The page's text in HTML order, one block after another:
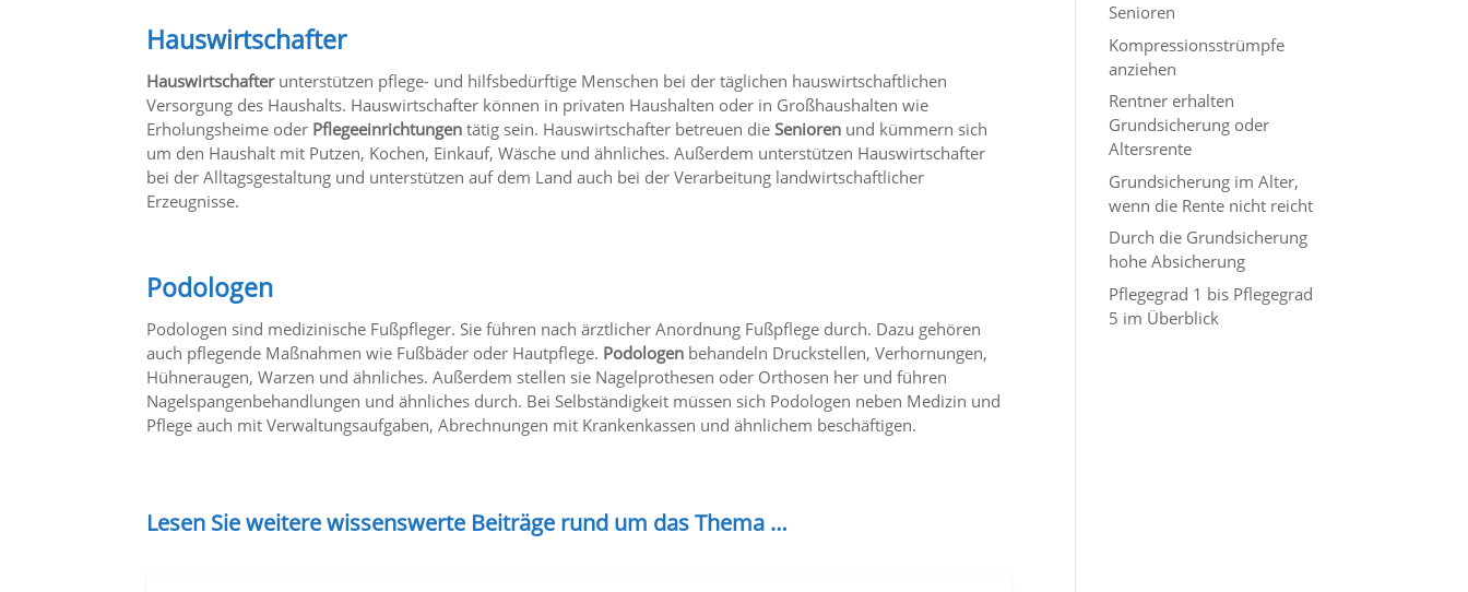
Hauswirtschafter
Hauswirtschafterunterstützen pflege- und hilfsbedürftige Menschen bei der täglichen hauswirtschaftlichen
Versorgung des Haushalts. Hauswirtschafter können in privaten Haushalten oder in Großhaushalten wie
Erholungsheime oder Pflegeeinrichtungen tätig sein. Hauswirtschafter betreuen dieSenioren und kümmern sich
um den Haushalt mit Putzen, Kochen, Einkauf, Wäsche und ähnliches. Außerdem unterstützen Hauswirtschafter
bei der Alltagsgestaltung und unterstützen auf dem Land auch bei der Verarbeitung landwirtschaftlicher
Erzeugnisse.
Podologen
Podologen sind medizinische Fußpfleger. Sie führen nach ärztlicher Anordnung Fußpflege durch. Dazu gehören
auch pflegende Maßnahmen wie Fußbäder oder Hautpflege. Podologen behandeln Druckstellen, Verhornungen,
Hühneraugen, Warzen und ähnliches. Außerdem stellen sie Nagelprothesen oder Orthosen her und führen
Nagelspangenbehandlungen und ähnliches durch. Bei Selbständigkeit müssen sich Podologen neben Medizin und
Pflege auch mit Verwaltungsaufgaben, Abrechnungen mit Krankenkassen und ähnlichem beschäftigen.
Lesen Sie weitere wissenswerte Beiträge rund um das Thema …
Senioren
Kompressionsstrümpfe
anziehen
Rentner erhalten
Grundsicherung oder
Altersrente
Grundsicherung im Alter,
wenn die Rente nicht reicht
Durch die Grundsicherung
hohe Absicherung
Pflegegrad 1 bis Pflegegrad
5 im Überblick